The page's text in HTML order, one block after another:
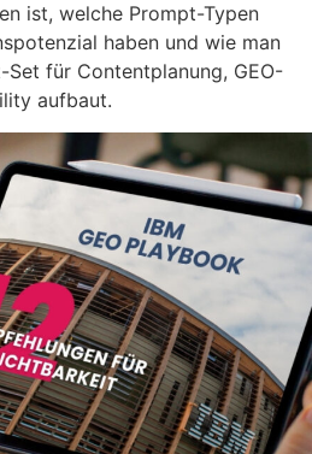
ist, welche Prompt-Typen
haben und wie man
für Contentplanung, GEO-
aufbaut.